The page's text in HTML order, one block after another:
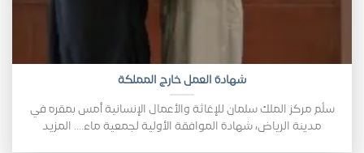
شهادة العمل خارج المملكة
سلٌم مركز الملك سلمان للإغاثة والأعمال الإنسانية أمس بمقره في
مدينة الرياض، شهادة الموافقة الأولية لجمعية ماء.... المزيد